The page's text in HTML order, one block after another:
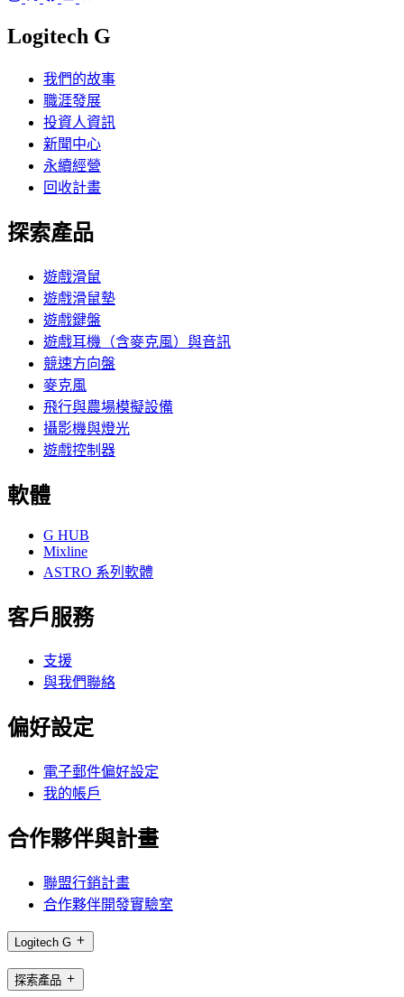
Logitech G
我們的故事
職涯發展
投資人資訊
新聞中心
永續經營
回收計畫
探索產品
遊戲滑鼠
遊戲滑鼠墊
遊戲鍵盤
遊戲耳機（含麥克風）與音訊
競速方向盤
麥克風
飛行與農場模擬設備
攝影機與燈光
遊戲控制器
軟體
G HUB
Mixline
ASTRO 系列軟體
客戶服務
支援
與我們聯絡
偏好設定
電子郵件偏好設定
我的帳戶
合作夥伴與計畫
聯盟行銷計畫
合作夥伴開發實驗室
Logitech G
探索產品